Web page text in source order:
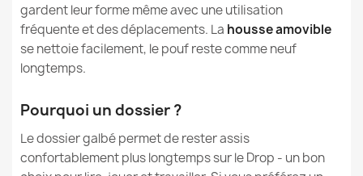
161,90 €
gardent leur forme même avec une utilisation
fréquente et des déplacements. La housse amovible
se nettoie facilement, le pouf reste comme neuf
longtemps.
Pourquoi un dossier ?
Le dossier galbé permet de rester assis
confortablement plus longtemps sur le Drop - un bon